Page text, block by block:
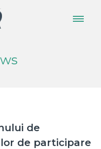
de
de participare